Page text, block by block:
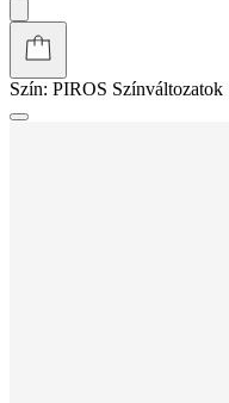
Szín: PIROS Színváltozatok